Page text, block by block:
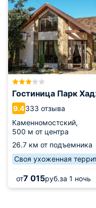
площадки, зоны отдыха.
организована
изготавливают местные
Посещение Хаджохской
экскурсионных туров.
места просто
Каменномостский.
наверняка захочется
Гостиница Парк
9.4333 отзыва
Каменномостский,
500 м от центра
26.7 км от подъемника
Своя ухоженная
от7 015руб.за 1 ночь